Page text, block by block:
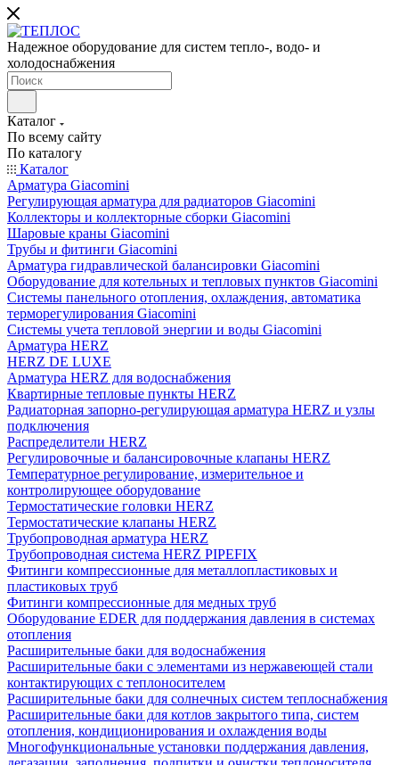
Надежное оборудование для систем тепло-, водо- и
холодоснабжения
Каталог
По всему сайту
По каталогу
Каталог
Арматура Giacomini
Регулирующая арматура для радиаторов Giacomini
Коллекторы и коллекторные сборки Giacomini
Шаровые краны Giacomini
Трубы и фитинги Giacomini
Арматура гидравлической балансировки Giacomini
Оборудование для котельных и тепловых пунктов Giacomini
Системы панельного отопления, охлаждения, автоматика
терморегулирования Giacomini
Системы учета тепловой энергии и воды Giacomini
Арматура HERZ
HERZ DE LUXE
Арматура HERZ для водоснабжения
Квартирные тепловые пункты HERZ
Радиаторная запорно-регулирующая арматура HERZ и узлы
подключения
Распределители HERZ
Регулировочные и балансировочные клапаны HERZ
Температурное регулирование, измерительное и
контролирующее оборудование
Термостатические головки HERZ
Термостатические клапаны HERZ
Трубопроводная арматура HERZ
Трубопроводная система HERZ PIPEFIX
Фитинги компрессионные для металлопластиковых и
пластиковых труб
Фитинги компрессионные для медных труб
Оборудование EDER для поддержания давления в системах
отопления
Расширительные баки для водоснабжения
Расширительные баки с элементами из нержавеющей стали
контактирующих с теплоносителем
Расширительные баки для солнечных систем теплоснабжения
Расширительные баки для котлов закрытого типа, систем
отопления, кондиционирования и охлаждения воды
Многофункциональные установки поддержания давления,